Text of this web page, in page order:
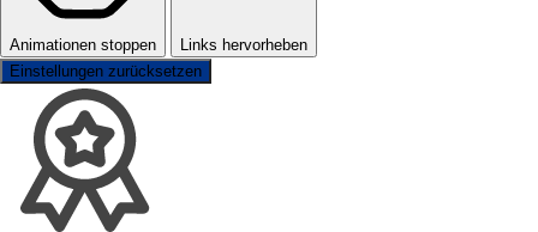
Animationen stoppen
Links hervorheben
Einstellungen zurücksetzen